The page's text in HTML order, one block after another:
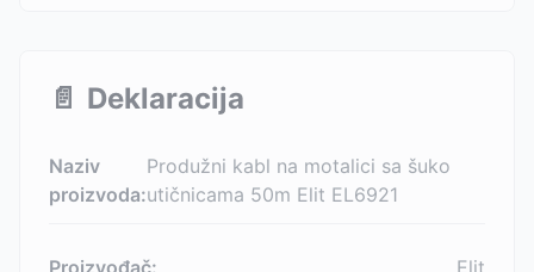
📄 Deklaracija
Naziv
proizvoda:
Produžni kabl na motalici sa šuko
utičnicama 50m Elit EL6921
Proizvođač: Elit